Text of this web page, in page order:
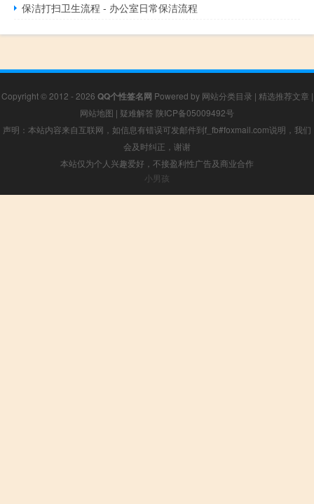
保洁打扫卫生流程 - 办公室日常保洁流程
Copyright © 2012 - 2026 QQ个性签名网 Powered by 网站分类目录 | 精选推荐文章 |
网站地图 | 疑难解答 陕ICP备05009492号
声明：本站内容来自互联网，如信息有错误可发邮件到f_fb#foxmail.com说明，我们
会及时纠正，谢谢
本站仅为个人兴趣爱好，不接盈利性广告及商业合作
小男孩